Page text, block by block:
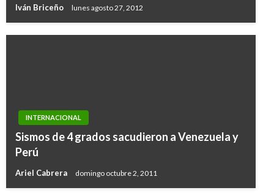
Iván Briceño lunes agosto 27, 2012
INTERNACIONAL
Sismos de 4 grados sacudieron a Venezuela y
Perú
Ariel Cabrera domingo octubre 2, 2011